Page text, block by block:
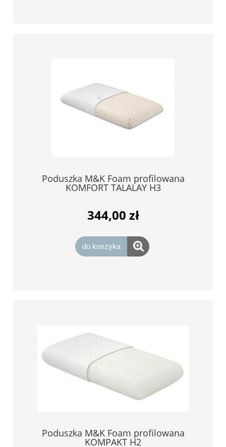
Poduszka M&K Foam profilowana
KOMFORT TALALAY H3
344,00 zł
do koszyka
Poduszka M&K Foam profilowana
KOMPAKT H2